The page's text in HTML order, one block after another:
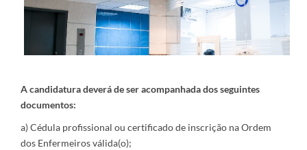
A candidatura deverá de ser acompanhada dos seguintes
documentos:
a) Cédula profissional ou certificado de inscrição na Ordem
dos Enfermeiros válida(o);